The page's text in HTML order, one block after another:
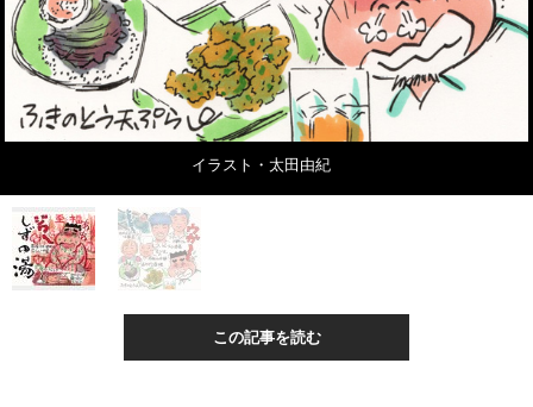
イラスト・太田由紀
この記事を読む